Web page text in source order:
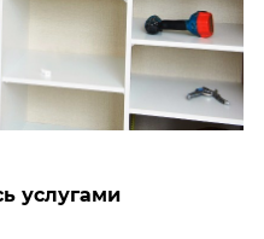
услугами